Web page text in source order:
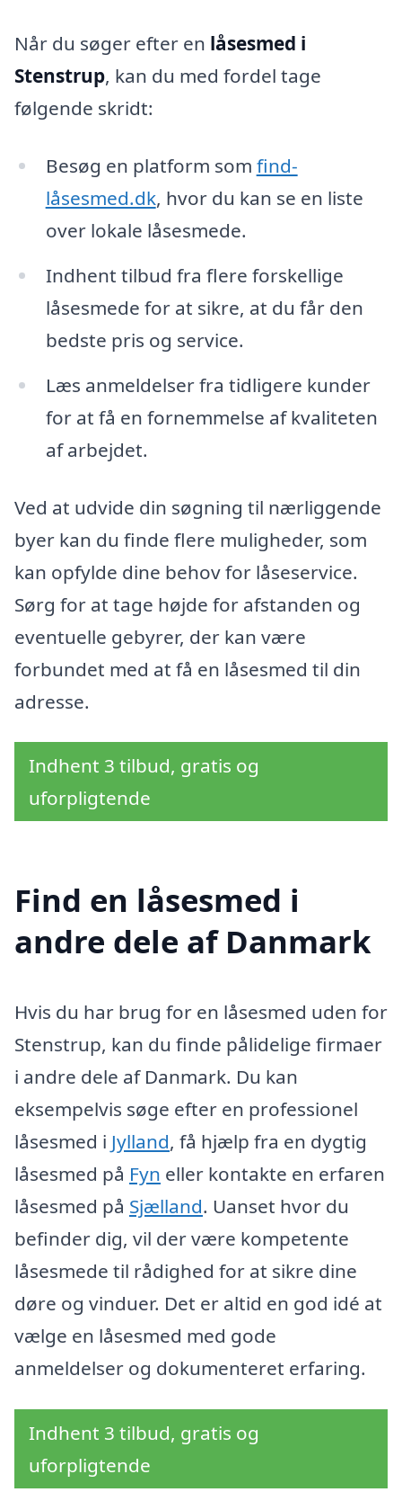
Når du søger efter en låsesmed i
Stenstrup, kan du med fordel tage
følgende skridt:
Besøg en platform som find-
låsesmed.dk, hvor du kan se en liste
over lokale låsesmede.
Indhent tilbud fra flere forskellige
låsesmede for at sikre, at du får den
bedste pris og service.
Læs anmeldelser fra tidligere kunder
for at få en fornemmelse af kvaliteten
af arbejdet.
Ved at udvide din søgning til nærliggende
byer kan du finde flere muligheder, som
kan opfylde dine behov for låseservice.
Sørg for at tage højde for afstanden og
eventuelle gebyrer, der kan være
forbundet med at få en låsesmed til din
adresse.
Indhent 3 tilbud, gratis og
uforpligtende
Find en låsesmed i
andre dele af Danmark
Hvis du har brug for en låsesmed uden for
Stenstrup, kan du finde pålidelige firmaer
i andre dele af Danmark. Du kan
eksempelvis søge efter en professionel
låsesmed i Jylland, få hjælp fra en dygtig
låsesmed på Fyn eller kontakte en erfaren
låsesmed på Sjælland. Uanset hvor du
befinder dig, vil der være kompetente
låsesmede til rådighed for at sikre dine
døre og vinduer. Det er altid en god idé at
vælge en låsesmed med gode
anmeldelser og dokumenteret erfaring.
Indhent 3 tilbud, gratis og
uforpligtende